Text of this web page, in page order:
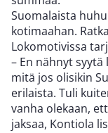
Suomalaista
kotimaahan.
Lokomotivissa
– En nähnyt
mitä jos olisikin
erilaista. Tuli
vanha olekaan,
jaksaa, Kontiola